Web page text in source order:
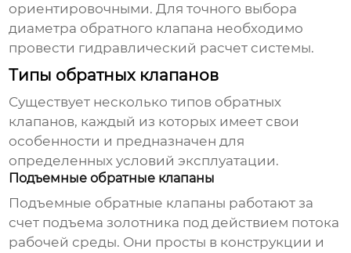
ориентировочными. Для точного выбора
диаметра обратного клапана необходимо
провести гидравлический расчет системы.
Типы обратных клапанов
Существует несколько типов обратных
клапанов, каждый из которых имеет свои
особенности и предназначен для
определенных условий эксплуатации.
Подъемные обратные клапаны
Подъемные обратные клапаны работают за
счет подъема золотника под действием потока
рабочей среды. Они просты в конструкции и